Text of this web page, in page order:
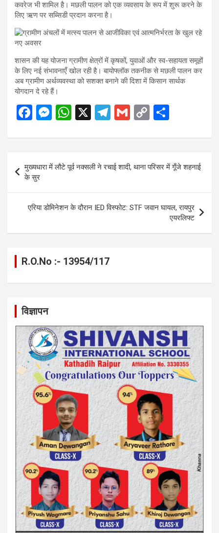
कवरेज भी शामिल है। मछली पालन को एक व्यवसाय के रूप में शुरू करने के
लिए ऋण पर सब्सिडी प्रदान करना है।
शासन की यह योजना ग्रामीण क्षेत्रों में कृषकों, युवाओं और स्व-सहायता समूहों
के लिए नई संभावनाएँ खोल रही है। बायोफ्लॉक तकनीक से मछली पालन कर
अब ग्रामीण अर्थव्यवस्था को सशक्त बनाने की दिशा में किसान सार्थक
योगदान दे रहे हैं।
F
ce
o
o
k
M
se
n
g
er
W
at
s
A
p
p
X
T
e
gr
a
m
G
ail
C
py
Li
n
k
ar
e
navigation
मुख्यधारा में लौटे पूर्व नक्सली ने रचाई शादी, थाना परिसर में गूँजे शहनाई
के सुर
एरिया डोमिनेशन के दौरान IED विस्फोट: STF जवान घायल, रायपुर
एयरलिफ्ट
R.O.No :- 13954/117
विज्ञापन